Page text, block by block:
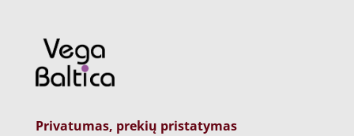
Privatumas, prekių pristatymas